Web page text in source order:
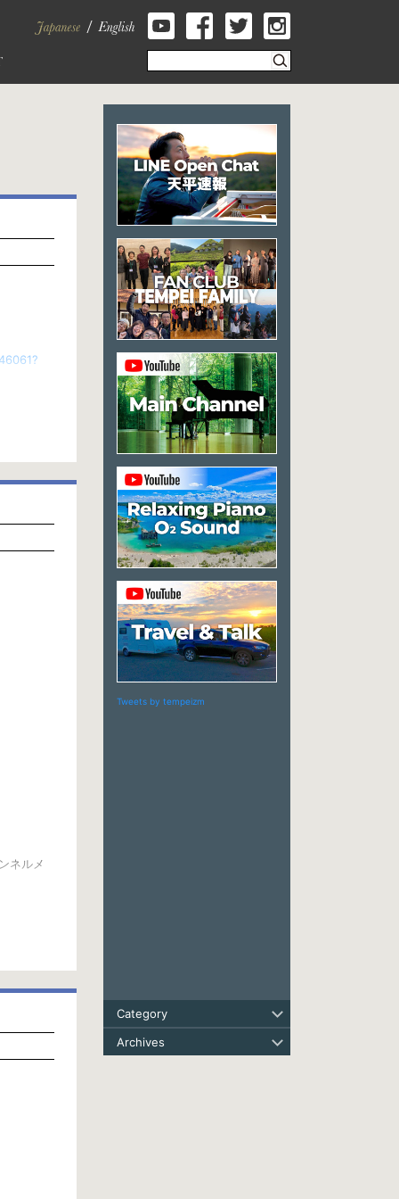
Tweets by tempeizm
Category
Archives
ネルメ
ど。
！
す (今
join